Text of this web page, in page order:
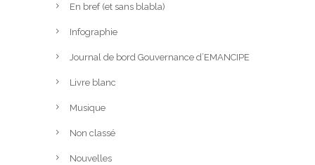
En bref (et sans blabla)
Infographie
Journal de bord Gouvernance d’EMANCIPE
Livre blanc
Musique
Non classé
Nouvelles